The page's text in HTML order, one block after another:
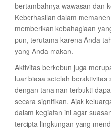
bertambahnya wawasan dan
Keberhasilan dalam
memberikan kebahagiaan
pun, terutama karena Anda
yang Anda makan.
Aktivitas berkebun juga
luar biasa setelah
dengan tanaman terbukti
secara signifikan. Ajak
dalam kegiatan ini agar
tercipta lingkungan yang